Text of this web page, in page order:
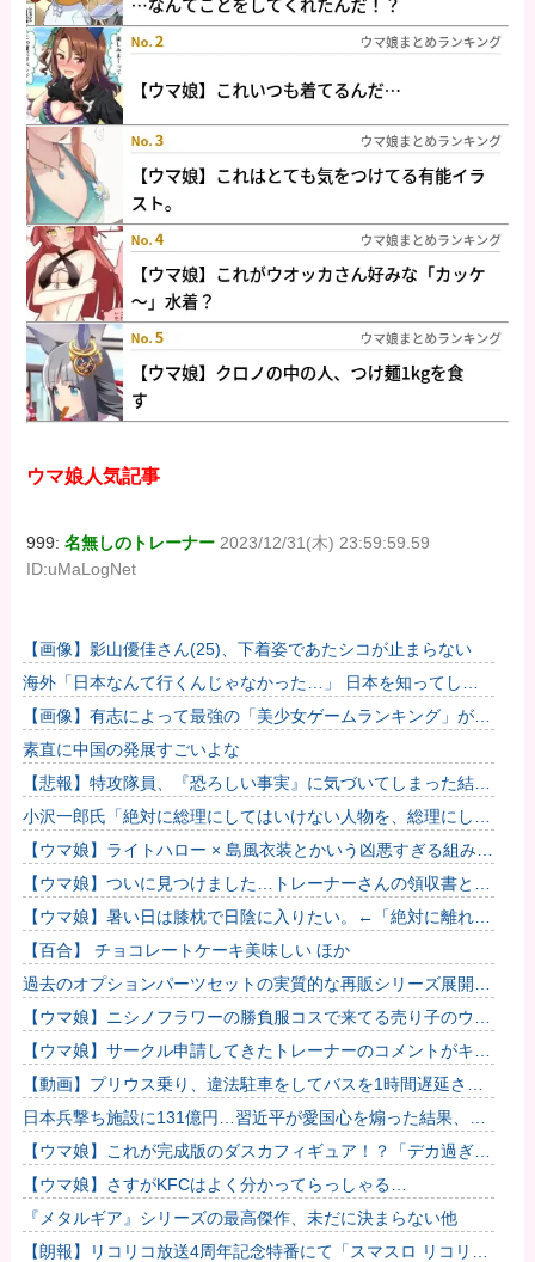
ウマ娘人気記事
999:名無しのトレーナー 2023/12/31(木) 23:59:59.59
ID:uMaLogNet
【画像】影山優佳さん(25)、下着姿であたシコが止まらない
海外「日本なんて行くんじゃなかった…」 日本を知ってしま
ったディズニー信者、帰国後『本家』に失望する事態に
【画像】有志によって最強の「美少女ゲームランキング」が発
表！!！ あの名作も
素直に中国の発展すごいよな
【悲報】特攻隊員、『恐ろしい事実』に気づいてしまった結
果・・・・
小沢一郎氏「絶対に総理にしてはいけない人物を、総理にして
しまった。もはや取り返しがつかない」
【ウマ娘】ライトハロー × 島風衣装とかいう凶悪すぎる組み合
わせｗｗｗ「大変なことに…」
【ウマ娘】ついに見つけました…トレーナーさんの領収書と給
与明細！！
【ウマ娘】暑い日は膝枕で日陰に入りたい。←「絶対に離れた
くない場所だな」
【百合】 チョコレートケーキ美味しい ほか
過去のオプションパーツセットの実質的な再販シリーズ展開止
まるの早すぎない？
【ウマ娘】ニシノフラワーの勝負服コスで来てる売り子のウマ
娘！？
【ウマ娘】サークル申請してきたトレーナーのコメントがキモ
すぎて草ｗｗｗ「このまま成長したらどうなるんや…」
【動画】プリウス乗り、違法駐車をしてバスを1時間遅延させ
てしまった模様
日本兵撃ち施設に131億円…習近平が愛国心を煽った結果、
「抗日テーマパーク｣が中国各地に広がる！
【ウマ娘】これが完成版のダスカフィギュア！？「デカ過ぎん
だろ…」
【ウマ娘】さすがKFCはよく分かってらっしゃる…
『メタルギア』シリーズの最高傑作、未だに決まらない他
【朗報】リコリコ放送4周年記念特番にて「スマスロ リコリ